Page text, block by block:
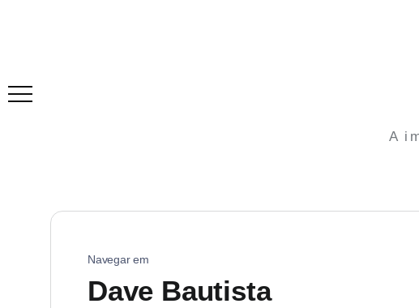
A
Navegar em
Dave Bautista